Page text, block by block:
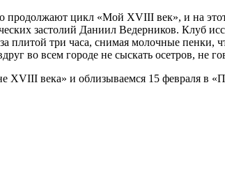
продолжают цикл «Мой XVIII век», и на
застолий Даниил Ведерников. Клуб
плитой три часа, снимая молочные пенки,
во всем городе не сыскать осетров, не
века» и облизываемся 15 февраля в